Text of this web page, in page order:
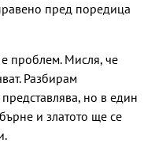
пред поредица
проблем. Мисля, че
Разбирам
но в един
и златото ще се